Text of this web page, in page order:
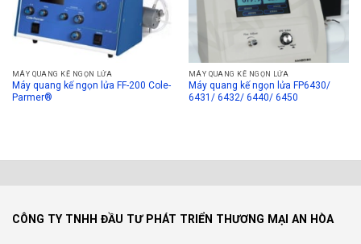
MÁY QUANG KẾ NGỌN LỬA
Máy quang kế ngọn lửa FF-200 Cole-
Parmer®
MÁY QUANG KẾ NGỌN LỬA
Máy quang kế ngọn lửa FP6430/
6431/ 6432/ 6440/ 6450
CÔNG TY TNHH ĐẦU TƯ PHÁT TRIỂN THƯƠNG MẠI AN HÒA